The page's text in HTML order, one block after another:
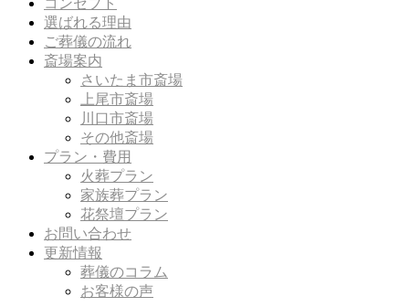
選ばれる理由
ご葬儀の流れ
斎場案内
さいたま市斎場
上尾市斎場
川口市斎場
その他斎場
プラン・費用
火葬プラン
家族葬プラン
花祭壇プラン
お問い合わせ
更新情報
葬儀のコラム
お客様の声